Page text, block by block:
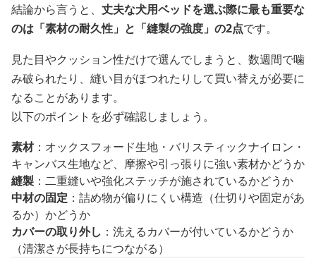
結論から言うと、 丈夫な犬用ベッドを選ぶ際に最も重要な
のは「素材の耐久性」と「縫製の強度」の2点です。
見た目やクッション性だけで選んでしまうと、数週間で噛
み破られたり、縫い目がほつれたりして買い替えが必要に
なることがあります。
以下のポイントを必ず確認しましょう。
素材：オックスフォード生地・バリスティックナイロン・
キャンバス生地など、摩擦や引っ張りに強い素材かどうか
縫製 ：二重縫いや強化ステッチが施されているかどうか
中材の固定 ：詰め物が偏りにくい構造（仕切りや固定があ
るか）かどうか
カバーの取り外し ：洗えるカバーが付いているかどうか
（清潔さが長持ちにつながる）